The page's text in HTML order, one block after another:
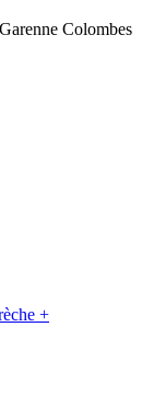
Colombes
+